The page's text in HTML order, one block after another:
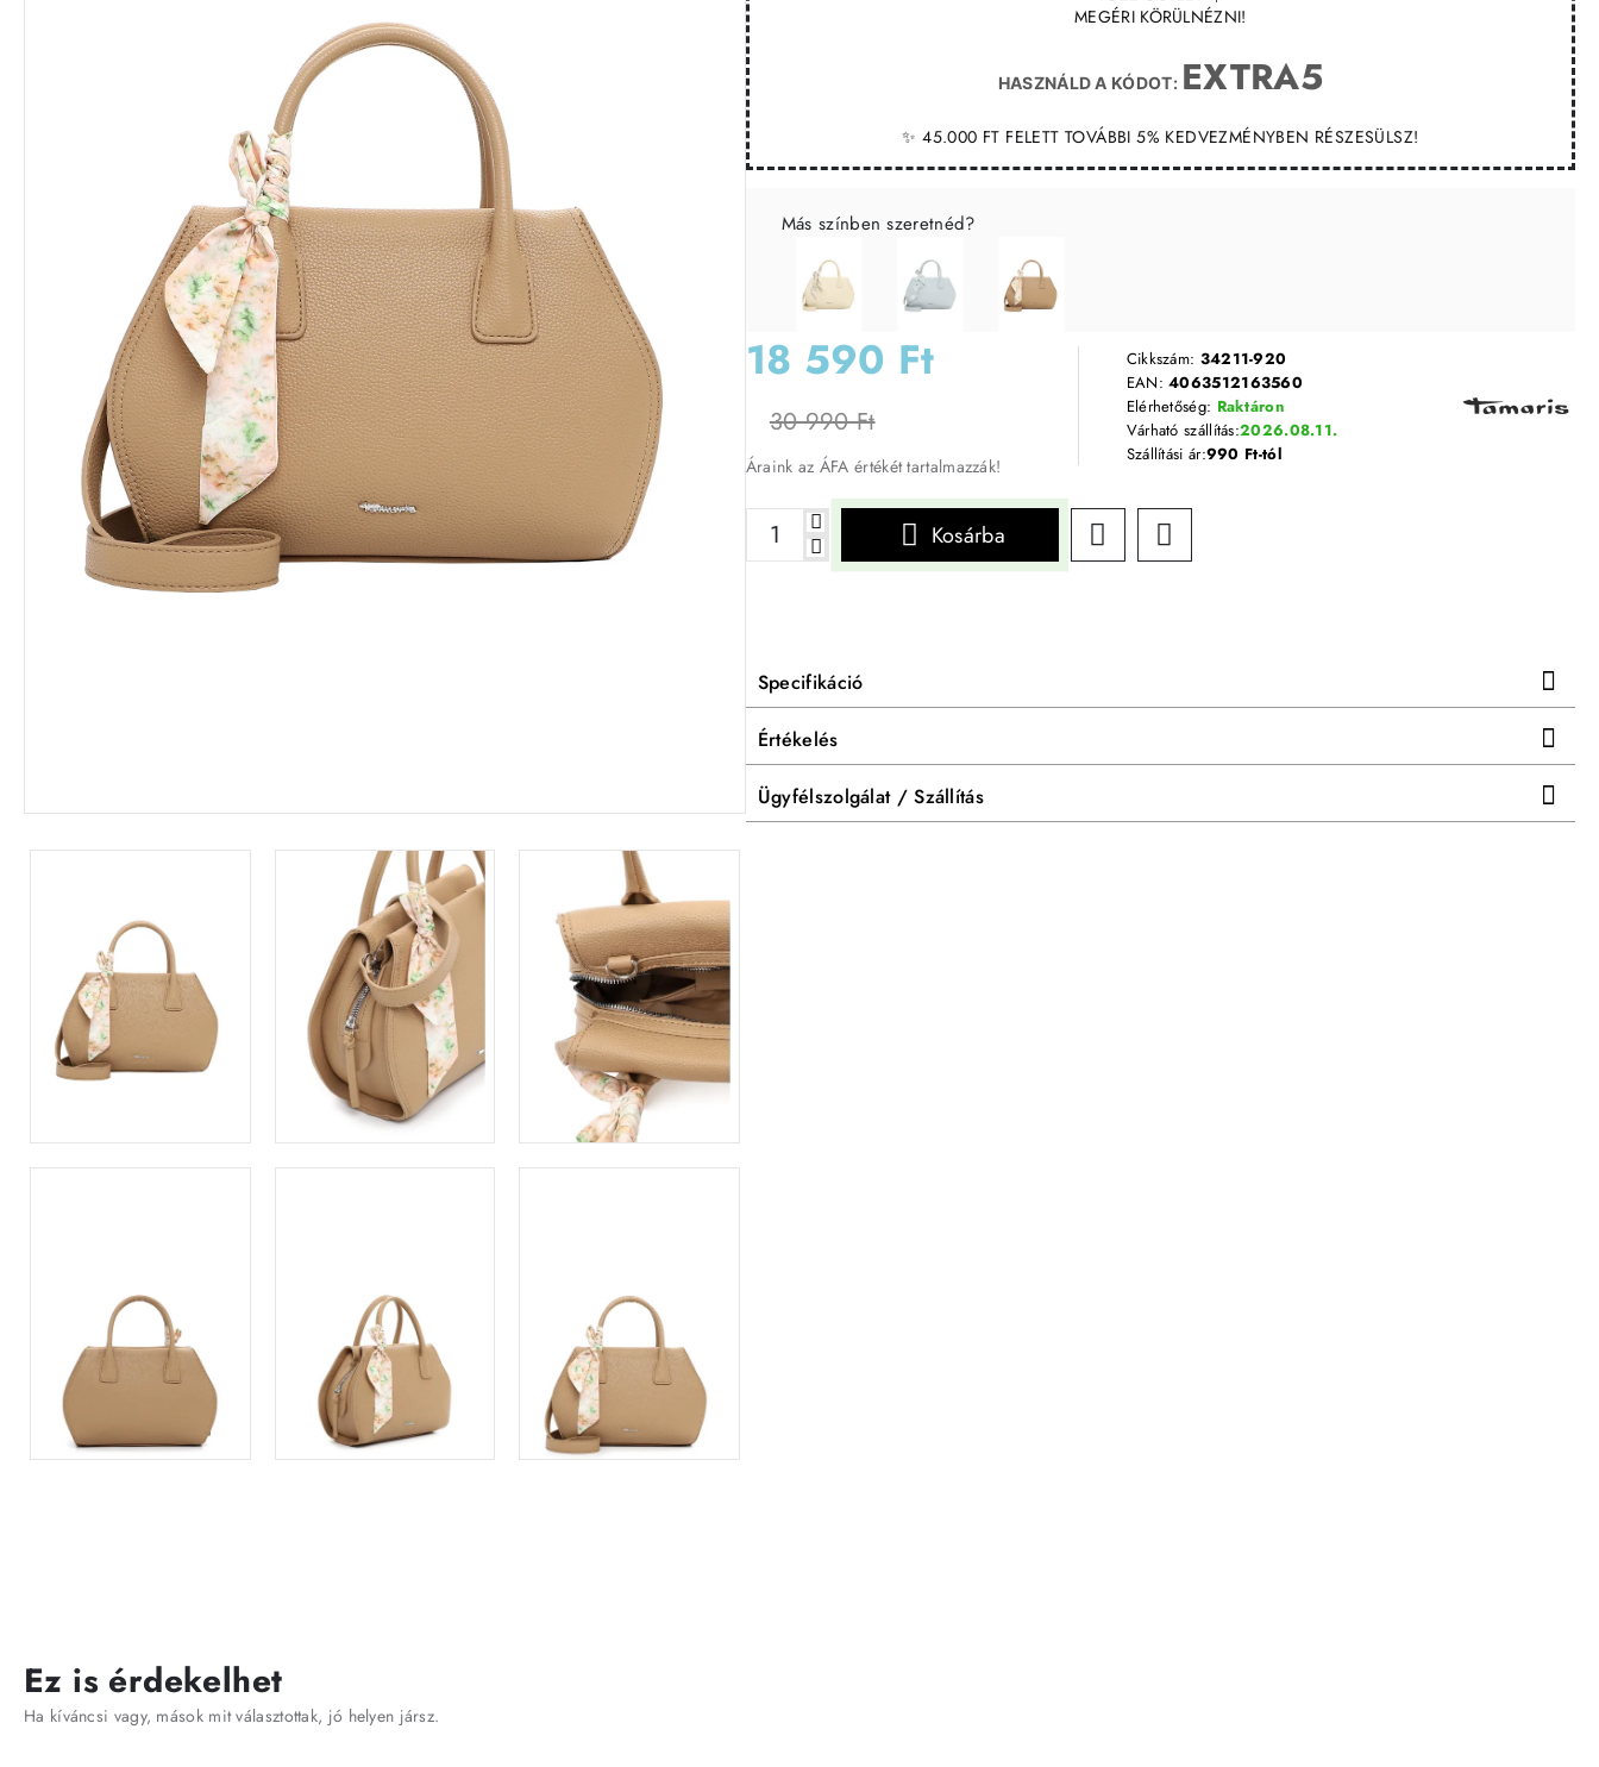
MEGÉRI KÖRÜLNÉZNI!
HASZNÁLD A KÓDOT: EXTRA5
✨ 45.000 FT FELETT TOVÁBBI 5% KEDVEZMÉNYBEN RÉSZESÜLSZ!
18 590 Ft
30 990 Ft
Áraink az ÁFA értékét tartalmazzák!
Cikkszám: 34211-920
EAN:4063512163560
Elérhetőség: Raktáron
Várható szállítás:2026.08.11.
Szállítási ár:990 Ft-tól
Más színben szeretnéd?
Kosárba
Specifikáció
Értékelés
Ügyfélszolgálat / Szállítás
Ez is érdekelhet
Ha kíváncsi vagy, mások mit választottak, jó helyen jársz.